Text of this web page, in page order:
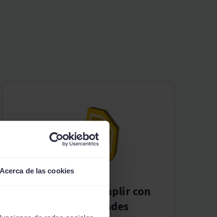
Acerca de las cookies
Ayudamos a cumplir con
tus necesidades